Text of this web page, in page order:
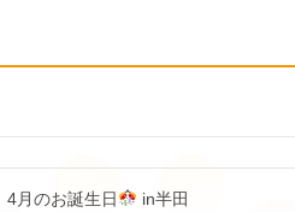
4月のお誕生日 in半田